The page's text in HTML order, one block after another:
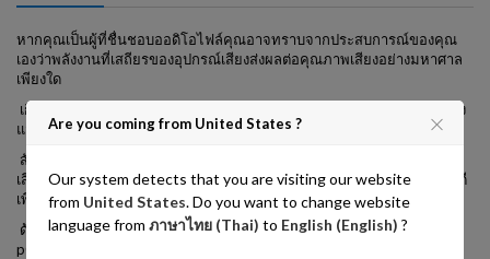
หากคุณเป็นผู้ที่ชื่นชอบออดิโอไฟล์คุณอาจทราบจากประสบการณ์ของคุณ
เองว่าพลังงานที่เสถียรของอุปกรณ์เสียงส่งผลต่อคุณภาพเสียงอย่างมหาศาล
เพียงใด
เกี่ยวกับพลังงานที่มีเสถียรภาพหมายถึงการขจัดเสียงรบกวนจากพลังงานซึ่ง
แสดงโดยความผันผวนของแรงดันไฟฟ้าหรือสัญญาณรบกวนความถี่สูง
สัญญาณรบกวนดังกล่าวจะถูกส่งไปยังอุปกรณ์ซึ่งเป็นปัจจัยที่ทำให้คุณภาพ
เสียงลดลง และประสิทธิภาพในการถอดและส่งสัญญาณนั้นถือเป็นสายไฟที่ดี
เพียงใด
ด้วยเหตุนี้ SOtM จึงใช้เทคโนโลยีลดเสียงรบกวนที่สะสมไว้กับสายไฟทั้ง
pCBBL-SS8 และ pCBL-SS8-F ซึ่งติดตั้งบล็อกตัวกรอง
Are you coming from United States ?
Our system detects that you are visiting our website
from United States. Do you want to change website
language from ภาษาไทย (Thai) to English (English) ?